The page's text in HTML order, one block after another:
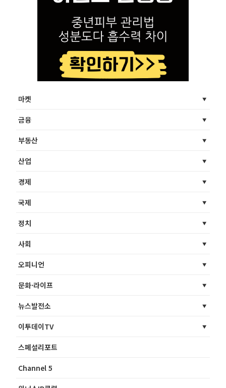
마켓
금융
부동산
산업
경제
국제
정치
사회
오피니언
문화·라이프
뉴스발전소
이투데이TV
스페셜리포트
Channel 5